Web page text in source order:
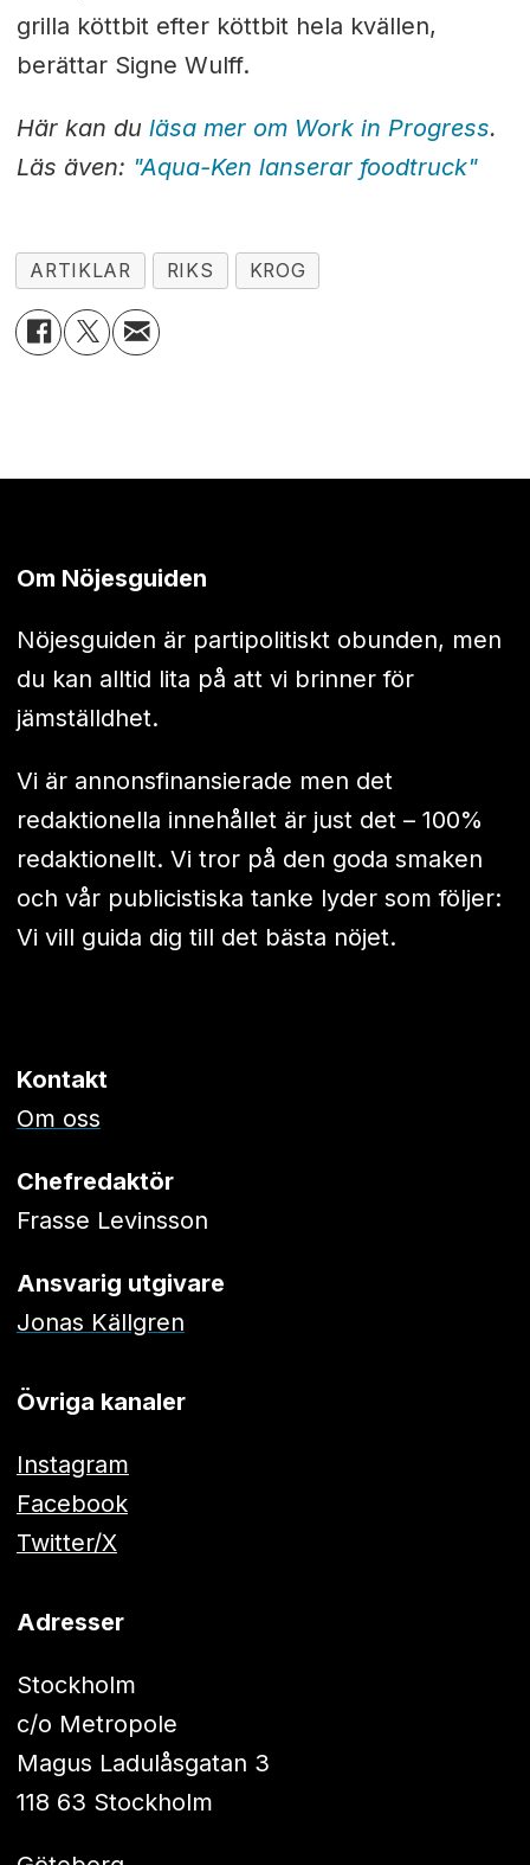
grilla köttbit efter köttbit hela kvällen,
berättar Signe Wulff.
Här kan du läsa mer om Work in Progress.
Läs även: "Aqua-Ken lanserar foodtruck"
ARTIKLAR RIKS KROG
Om Nöjesguiden
Nöjesguiden är partipolitiskt obunden, men
du kan alltid lita på att vi brinner för
jämställdhet.
Vi är annonsfinansierade men det
redaktionella innehållet är just det – 100%
redaktionellt. Vi tror på den goda smaken
och vår publicistiska tanke lyder som följer:
Vi vill guida dig till det bästa nöjet.
Kontakt
Om oss
Chefredaktör
Frasse Levinsson
Ansvarig utgivare
Jonas Källgren
Övriga kanaler
Instagram
Facebook
Twitter/X
Adresser
Stockholm
c/o Metropole
Magus Ladulåsgatan 3
118 63 Stockholm